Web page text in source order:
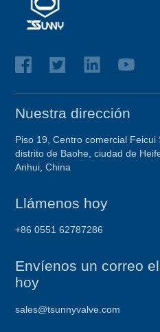
Nuestra dirección
Piso 19, Centro comercial Feicui
distrito de Baohe, ciudad de
Anhui, China
Llámenos hoy
+86 0551 62787286
Envíenos un correo
hoy
sales@tsunnyvalve.com